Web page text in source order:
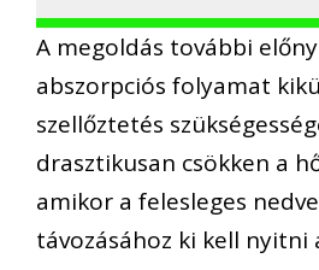
A megoldás további
abszorpciós folyamat
szellőztetés
drasztikusan csökken a
amikor a felesleges
távozásához ki kell nyitni